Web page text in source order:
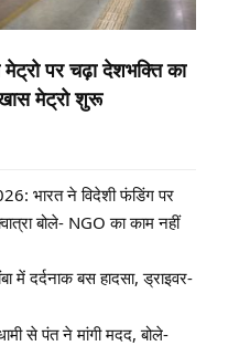
पर चढ़ा देशभक्ति का
खास मेट्रो शुरू
भारत ने विदेशी फंडिंग पर
बोले- NGO का काम नहीं
दर्दनाक बस हादसा, ड्राइवर-
से पंत ने मांगी मदद, बोले-